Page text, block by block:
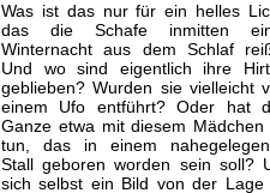
Was ist das nur für ein helles
das die Schafe inmitten
Winternacht aus dem Schlaf
Und wo sind eigentlich ihre
geblieben? Wurden sie vielleicht
einem Ufo entführt? Oder hat
Ganze etwa mit diesem Mädchen
tun, das in einem
Stall geboren worden sein soll?
sich selbst ein Bild von der Lage